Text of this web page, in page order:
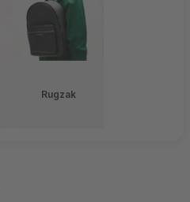
Rugzak